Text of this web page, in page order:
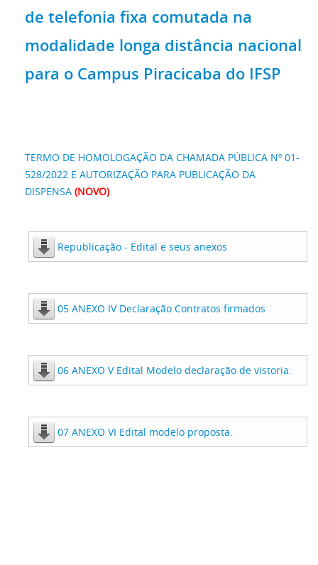
de telefonia fixa comutada na
modalidade longa distância nacional
para o Campus Piracicaba do IFSP
TERMO DE HOMOLOGAÇÃO DA CHAMADA PÚBLICA Nº 01-
528/2022 E AUTORIZAÇÃO PARA PUBLICAÇÃO DA
DISPENSA (NOVO)
Republicação - Edital e seus anexos
05 ANEXO IV Declaração Contratos firmados
06 ANEXO V Edital Modelo declaração de vistoria.
07 ANEXO VI Edital modelo proposta.